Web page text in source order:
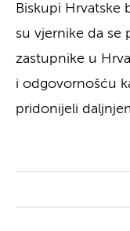
Biskupi Hrvatske
su vjernike da se
zastupnike u
i odgovornošću
pridonijeli